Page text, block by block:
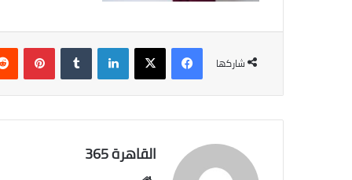
شاركها
فيسبوك‫X لينكدإن
القاهرة 365